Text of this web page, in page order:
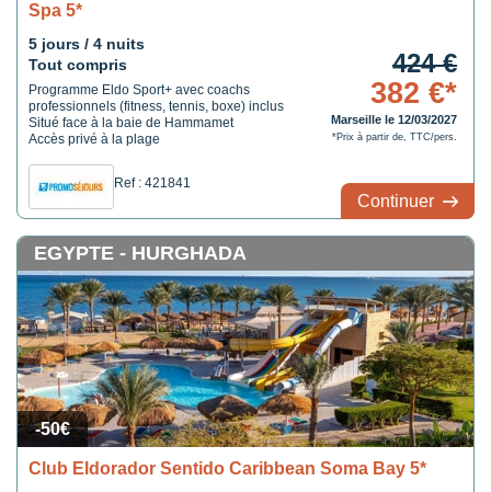
Spa 5*
5 jours / 4 nuits
Tout compris
Programme Eldo Sport+ avec coachs
professionnels (fitness, tennis, boxe) inclus
Situé face à la baie de Hammamet
Accès privé à la plage
Ref : 421841
424 €
382 €*
Marseille le 12/03/2027
*Prix à partir de, TTC/pers.
Continuer
-50€
EGYPTE - HURGHADA
Club Eldorador Sentido Caribbean Soma Bay 5*